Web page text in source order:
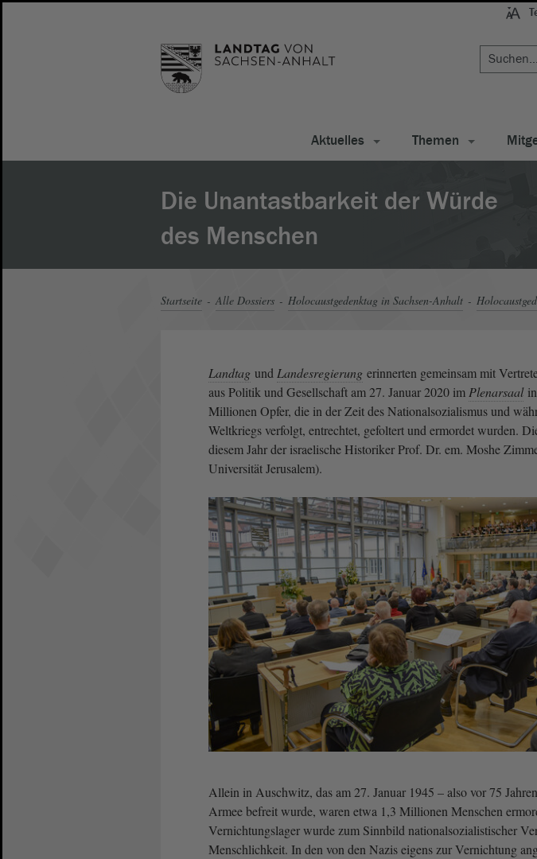
Aktuelles Themen
Die Unantastbarkeit der Würde
des Menschen
Startseite Alle Dossiers Holocaustgedenktag in Sachsen-Anhalt
Landtag und Landesregierung erinnerten gemeinsam mit
aus Politik und Gesellschaft am 27. Januar 2020 im Plenarsaal
Millionen Opfer, die in der Zeit des Nationalsozialismus und
Weltkriegs verfolgt, entrechtet, gefoltert und ermordet wurden.
diesem Jahr der israelische Historiker Prof. Dr. em. Moshe
Universität Jerusalem).
Allein in Auschwitz, das am 27. Januar 1945 – also vor 75
Armee befreit wurde, waren etwa 1,3 Millionen Menschen
Vernichtungslager wurde zum Sinnbild nationalsozialistischer
Menschlichkeit. In den von den Nazis eigens zur Vernichtung